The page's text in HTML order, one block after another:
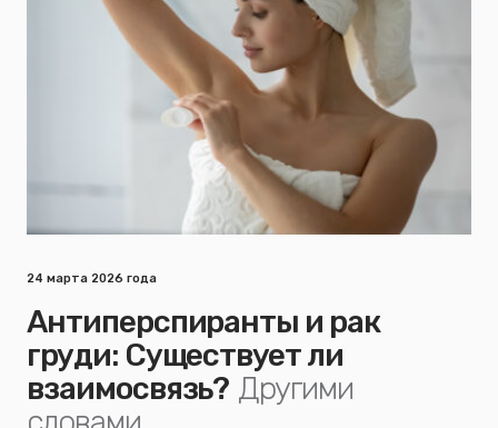
24 марта 2026 года
Антиперспиранты и рак
груди: Существует ли
взаимосвязь? Другими